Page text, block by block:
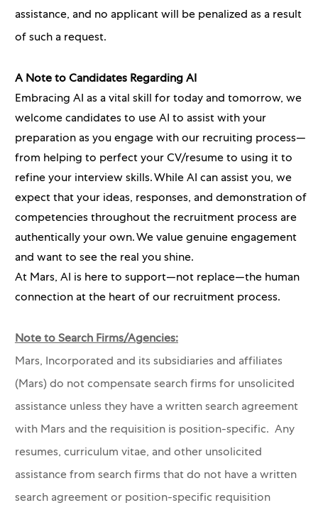
assistance, and no applicant will be penalized as a result
of such a request.
A Note to Candidates Regarding AI
Embracing AI as a vital skill for today and tomorrow, we
welcome candidates to use AI to assist with your
preparation as you engage with our recruiting process—
from helping to perfect your CV/resume to using it to
refine your interview skills. While AI can assist you, we
expect that your ideas, responses, and demonstration of
competencies throughout the recruitment process are
authentically your own. We value genuine engagement
and want to see the real you shine.
At Mars, AI is here to support—not replace—the human
connection at the heart of our recruitment process.
Note to Search Firms/Agencies:
Mars, Incorporated and its subsidiaries and affiliates
(Mars) do not compensate search firms for unsolicited
assistance unless they have a written search agreement
with Mars and the requisition is position-specific. Any
resumes, curriculum vitae, and other unsolicited
assistance from search firms that do not have a written
search agreement or position-specific requisition